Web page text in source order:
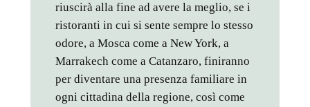
riuscirà alla fine ad avere la meglio, se i
ristoranti in cui si sente sempre lo stesso
odore, a Mosca come a New York, a
Marrakech come a Catanzaro, finiranno
per diventare una presenza familiare in
ogni cittadina della regione, così come